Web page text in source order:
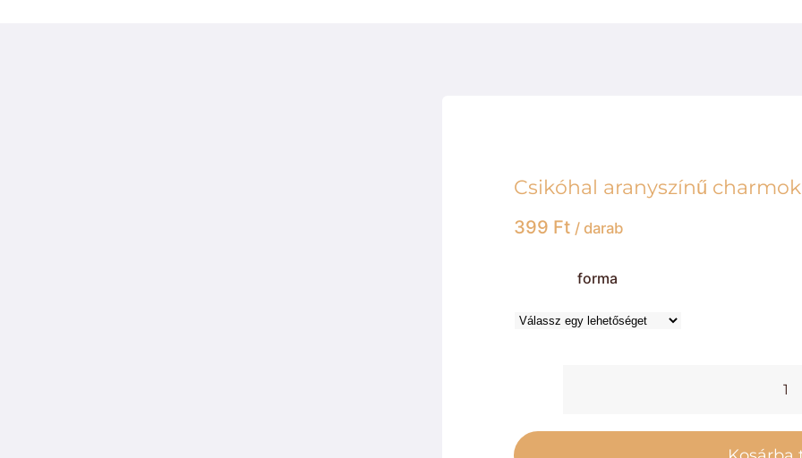
Csikóhal aranyszínű charmok
399 Ft / darab
forma